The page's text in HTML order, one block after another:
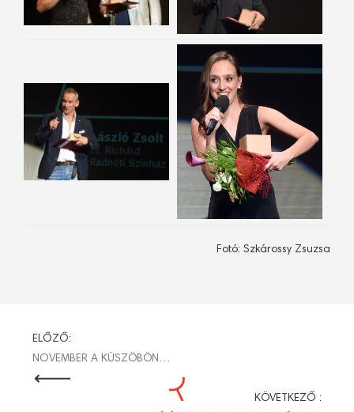
Fotó: Szkárossy Zsuzsa
BEJEGYZÉS
NAVIGÁCIÓ
ELŐZŐ:
NOVEMBER A KÜSZÖBÖN…
KÖVETKEZŐ :